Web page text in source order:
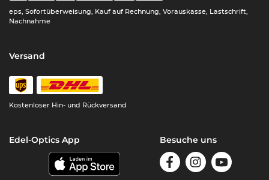
eps, Sofortüberweisung, Kauf auf Rechnung, Vorauskasse, Lastschrift,
Nachnahme
Versand
Kostenloser Hin- und Rückversand
Edel-Optics App Besuche uns